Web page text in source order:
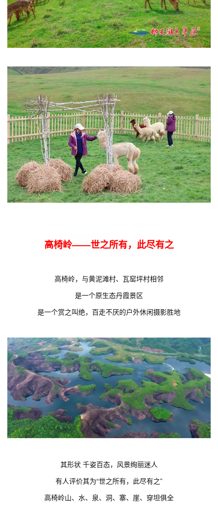
高椅岭——世之所有，此尽有之
高椅岭，与黄泥滩村、瓦窑坪村相邻
是一个原生态丹霞景区
是一个赏之叫绝， 百走不厌的户外休闲摄影胜地
其形状 千姿百态，风景绚丽迷人
有人评价其为“世之所有，此尽有之”
高椅岭山、水、泉、洞、寨、崖、穿坦俱全